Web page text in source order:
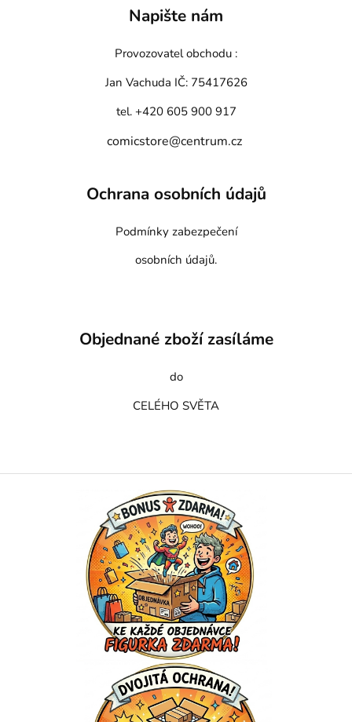
Napište nám
Provozovatel obchodu :
Jan Vachuda IČ: 75417626
tel. +420 605 900 917
comicstore@centrum.cz
Ochrana osobních údajů
Podmínky zabezpečení
osobních údajů.
Objednané zboží zasíláme
do
CELÉHO SVĚTA